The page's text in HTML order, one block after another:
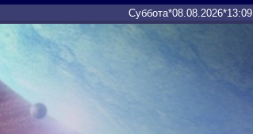
Суббота*08.08.2026*13:09